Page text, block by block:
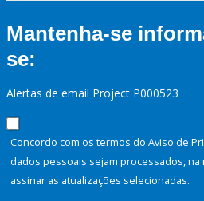
Mantenha-se
se:
Alertas de email Project P000523
Concordo com os termos do Aviso de
dados pessoais sejam processados,
assinar as atualizações selecionadas.